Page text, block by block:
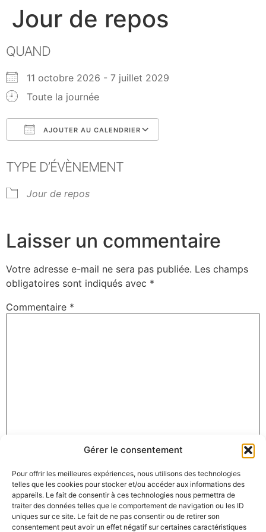
Gérer le consentement
Pour offrir les meilleures expériences, nous utilisons des technologies
telles que les cookies pour stocker et/ou accéder aux informations des
appareils. Le fait de consentir à ces technologies nous permettra de
traiter des données telles que le comportement de navigation ou les ID
uniques sur ce site. Le fait de ne pas consentir ou de retirer son
consentement peut avoir un effet négatif sur certaines caractéristiques
Jour de repos
QUAND
11 octobre 2026 - 7 juillet 2029
Toute la journée
AJOUTER AU CALENDRIER
TYPE D’ÉVÈNEMENT
Jour de repos
Laisser un commentaire
Votre adresse e-mail ne sera pas publiée. Les champs
obligatoires sont indiqués avec *
Commentaire *
E-mail*